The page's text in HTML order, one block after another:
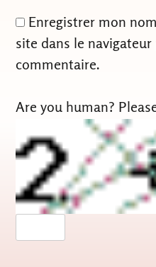
Enregistrer mon
site dans le
commentaire.
Are you human?